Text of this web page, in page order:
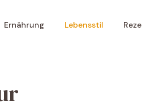
Ernährung Lebensstil